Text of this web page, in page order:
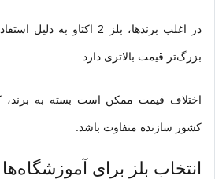
در اغلب برندها، بلز 2 اکتاو
بزرگ‌تر قیمت بالاتری دارد.
اختلاف قیمت ممکن است بسته به
کشور سازنده متفاوت باشد.
انتخاب بلز برای آموزشگاه‌ها